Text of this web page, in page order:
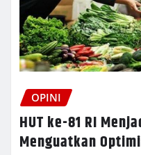
OPINI
HUT ke-81 RI
Menguatkan